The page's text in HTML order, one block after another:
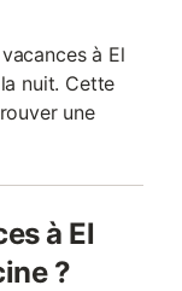
à El
nuit. Cette
une
à El
?